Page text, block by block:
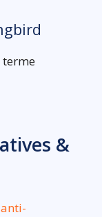
terme
&